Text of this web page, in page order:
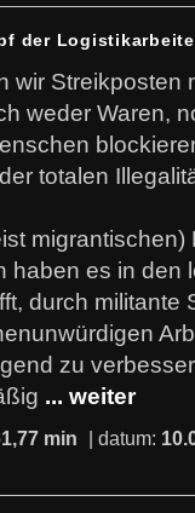
der
wir Streikposten
weder Waren,
totalen
haben es in den
durch militante
zu
... weiter
min | datum: